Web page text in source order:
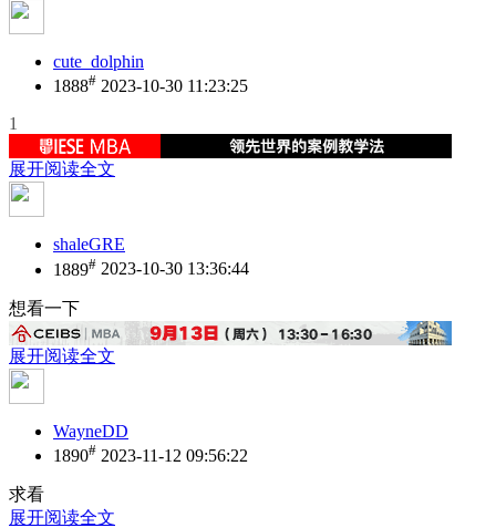
cute_dolphin
1888# 2023-10-30 11:23:25
1
展开阅读全文
shaleGRE
1889# 2023-10-30 13:36:44
想看一下
展开阅读全文
WayneDD
1890# 2023-11-12 09:56:22
求看
展开阅读全文